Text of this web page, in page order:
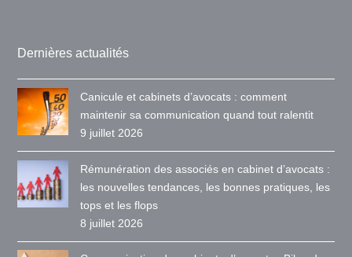
Dernières actualités
Canicule et cabinets d’avocats : comment
maintenir sa communication quand tout ralentit
9 juillet 2026
Rémunération des associés en cabinet d’avocats :
les nouvelles tendances, les bonnes pratiques, les
tops et les flops
8 juillet 2026